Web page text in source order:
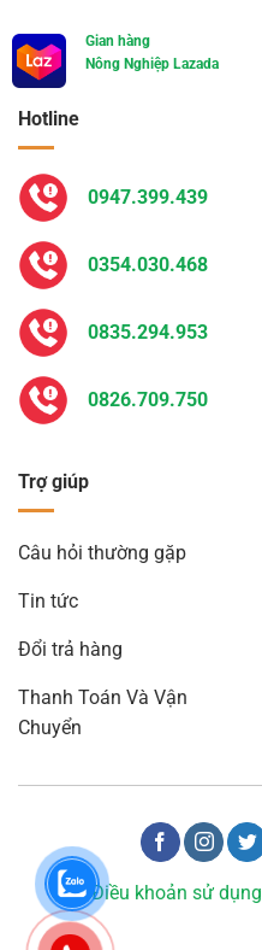
Gian hàng
Nông Nghiệp Lazada
Trợ giúp
Câu hỏi thường gặp
Tin tức
Đổi trả hàng
Thanh Toán Và Vận
Chuyển
Hotline
0947.399.439
0354.030.468
0835.294.953
0826.709.750
Điều khoản sử dụng